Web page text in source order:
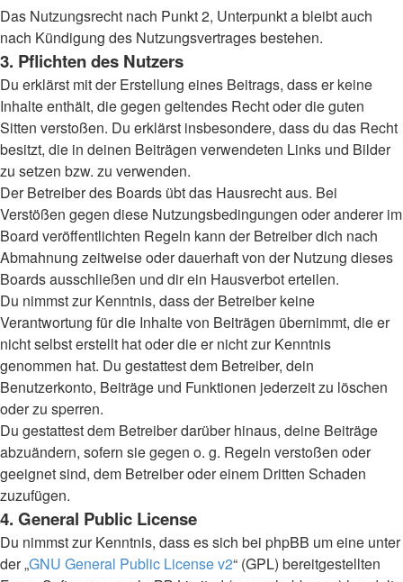
Das Nutzungsrecht nach Punkt 2, Unterpunkt a bleibt auch
nach Kündigung des Nutzungsvertrages bestehen.
3. Pflichten des Nutzers
Du erklärst mit der Erstellung eines Beitrags, dass er keine
Inhalte enthält, die gegen geltendes Recht oder die guten
Sitten verstoßen. Du erklärst insbesondere, dass du das Recht
besitzt, die in deinen Beiträgen verwendeten Links und Bilder
zu setzen bzw. zu verwenden.
Der Betreiber des Boards übt das Hausrecht aus. Bei
Verstößen gegen diese Nutzungsbedingungen oder anderer im
Board veröffentlichten Regeln kann der Betreiber dich nach
Abmahnung zeitweise oder dauerhaft von der Nutzung dieses
Boards ausschließen und dir ein Hausverbot erteilen.
Du nimmst zur Kenntnis, dass der Betreiber keine
Verantwortung für die Inhalte von Beiträgen übernimmt, die er
nicht selbst erstellt hat oder die er nicht zur Kenntnis
genommen hat. Du gestattest dem Betreiber, dein
Benutzerkonto, Beiträge und Funktionen jederzeit zu löschen
oder zu sperren.
Du gestattest dem Betreiber darüber hinaus, deine Beiträge
abzuändern, sofern sie gegen o. g. Regeln verstoßen oder
geeignet sind, dem Betreiber oder einem Dritten Schaden
zuzufügen.
4. General Public License
Du nimmst zur Kenntnis, dass es sich bei phpBB um eine unter
der „GNU General Public License v2“ (GPL) bereitgestellten